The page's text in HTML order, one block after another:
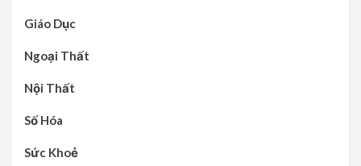
Giáo Dục
Ngoại Thất
Nội Thất
Số Hóa
Sức Khoẻ